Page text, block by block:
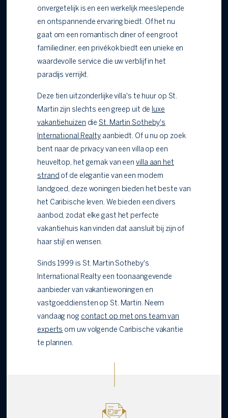
onvergetelijk is en een werkelijk meeslepende
en ontspannende ervaring biedt. Of het nu
gaat om een romantisch diner of een groot
familiediner, een privékok biedt een unieke en
waardevolle service die uw verblijf in het
paradijs verrijkt.
Deze tien uitzonderlijke villa's te huur op St.
Martin zijn slechts een greep uit de
luxe
vakantiehuizen dieSt. Martin Sotheby's
International Realty aanbiedt. Of u nu op zoek
bent naar de privacy van een villa op een
heuveltop, het gemak van eenvilla aan het
strandof de elegantie van een modern
landgoed, deze woningen bieden het beste van
het Caribische leven. We bieden een divers
aanbod, zodat elke gast het perfecte
vakantiehuis kan vinden dat aansluit bij zijn of
haar stijl en wensen.
Sinds 1999 is St. Martin Sotheby's
International Realty een toonaangevende
aanbieder van vakantiewoningen en
vastgoeddiensten op St. Martin. Neem
vandaag nog contact op met ons team van
experts om uw volgende Caribische vakantie
te plannen.